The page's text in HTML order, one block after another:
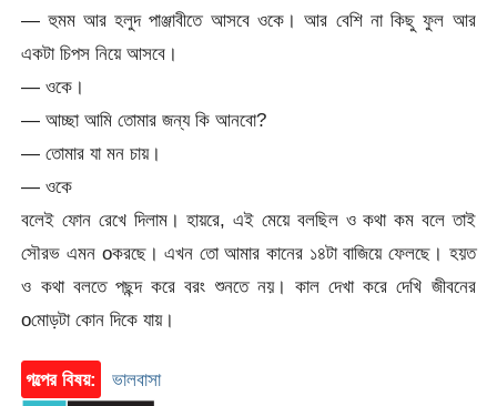
— হুমম আর হলুদ পাঞ্জাবীতে আসবে ওকে। আর বেশি না কিছু ফুল আর
একটা চিপস নিয়ে আসবে।
— ওকে।
— আচ্ছা আমি তোমার জন্য কি আনবো?
— তোমার যা মন চায়।
— ওকে
বলেই ফোন রেখে দিলাম। হায়রে, এই মেয়ে বলছিল ও কথা কম বলে তাই
সৌরভ এমন oকরছে। এখন তো আমার কানের ১৪টা বাজিয়ে ফেলছে। হয়ত
ও কথা বলতে পছন্দ করে বরং শুনতে নয়। কাল দেখা করে দেখি জীবনের
oমোড়টা কোন দিকে যায়।
গল্পের বিষয়: ভালবাসা